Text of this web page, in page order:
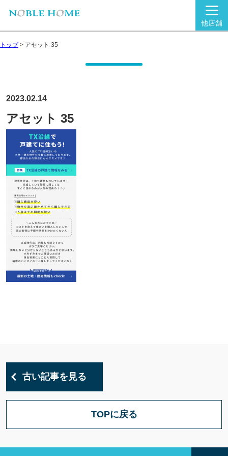
他店舗
トップ> アセット 35
2023.02.14
アセット 35
古い記事を見る
TOPに戻る